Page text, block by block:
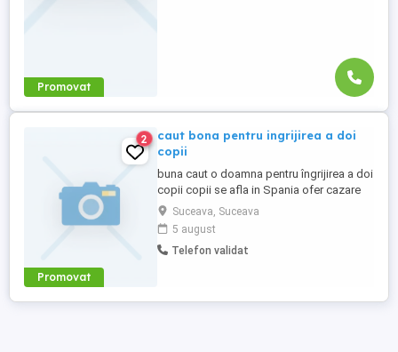
Promovat
Promovat
2
caut bona pentru ingrijirea a doi
copii
buna caut o doamna pentru îngrijirea a doi
copii copii se afla in Spania ofer cazare
gratis și trei mese pe zi gratis pentru mai
multe informații sunați la numărul
Suceava, Suceava
5 august
Telefon validat